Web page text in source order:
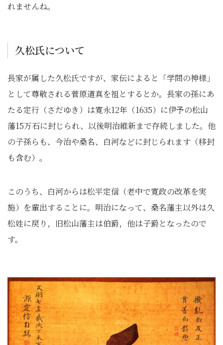
れませんね。
久松氏について
長家が属した久松氏ですが、家伝によると「学問の神様」
として尊敬される菅原道真を祖とするとか。長家の孫にあ
たる定行（さだゆき）は寛永12年（1635）に伊予の松山
藩15万石に封じられ、以後明治維新まで存続しました。他
の子孫らも、今治や桑名、白河などに封じられます（移封
も含む）。
このうち、白河からは松平定信（老中で寛政の改革を実
施）を輩出することに。明治になって、桑名藩主以外は久
松姓に戻り，旧松山藩主は伯爵，他は子爵となったので
す。